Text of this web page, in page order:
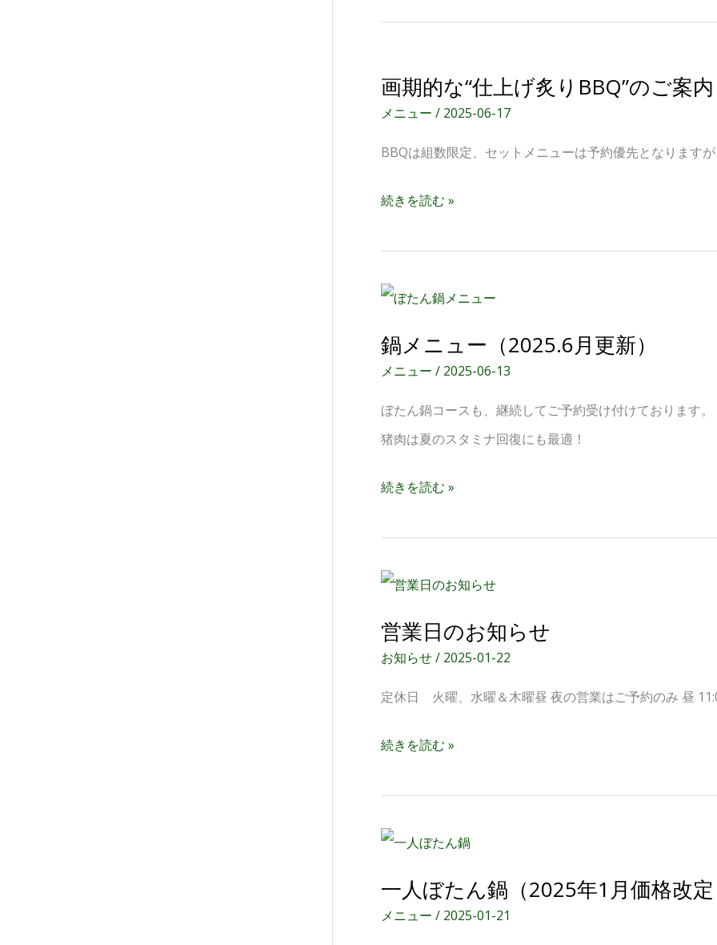
知
せ
画期的な“仕上げ炙りBBQ”のご案
メニュー / 2025-06-17
BBQは組数限定、セットメニューは予約優先となります
期
な“仕
げ
BBQ”の
案
（2026.4.24
更
続きを読む »
鍋メニュー（2025.6月更新）
メニュー / 2025-06-13
ぼたん鍋コースも、継続してご予約受け付けております。
猪肉は夏のスタミナ回復にも最適！
鍋
ニ
ー
（2025.6
更
続きを読む »
営業日のお知らせ
お知らせ/ 2025-01-22
定休日 火曜、水曜＆木曜昼 夜の営業はご予約のみ 昼
営
日
の
お
ら
続きを読む »
一人ぼたん鍋（2025年1月価格改
メニュー / 2025-01-21
一